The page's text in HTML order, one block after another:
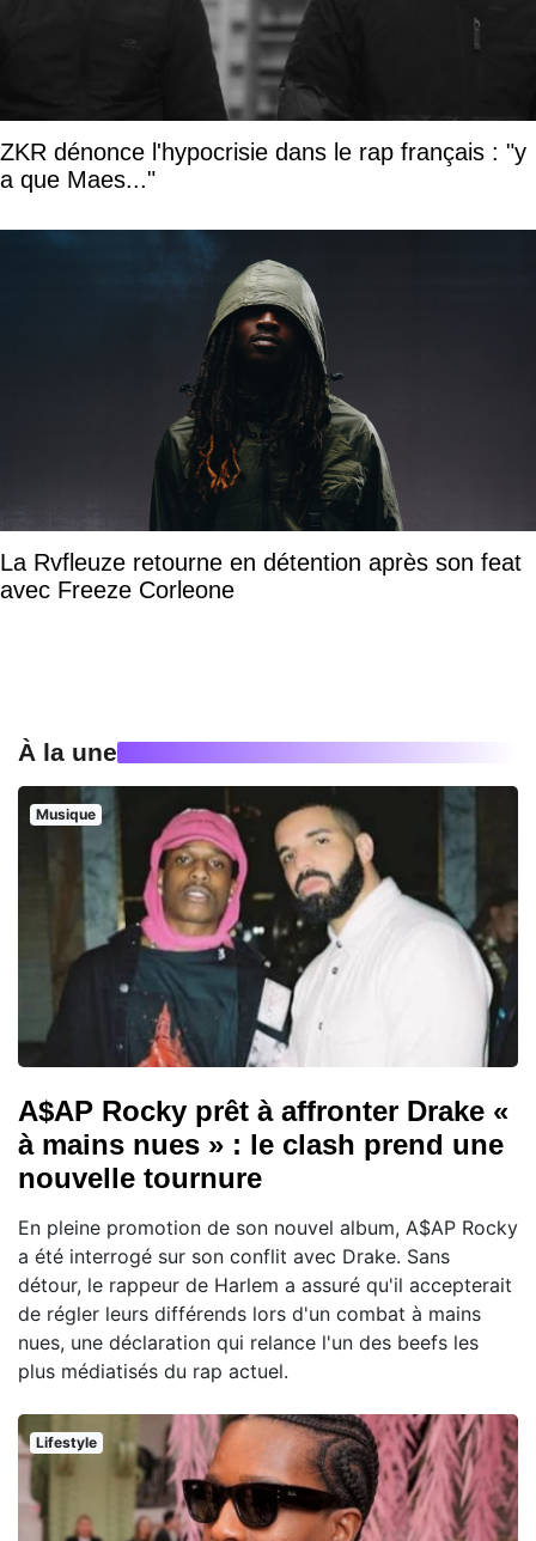
ZKR dénonce l'hypocrisie dans le rap français : "y
a que Maes..."
La Rvfleuze retourne en détention après son feat
avec Freeze Corleone
À la une
Musique
A$AP Rocky prêt à affronter Drake «
à mains nues » : le clash prend une
nouvelle tournure
En pleine promotion de son nouvel album, A$AP Rocky
a été interrogé sur son conflit avec Drake. Sans
détour, le rappeur de Harlem a assuré qu'il accepterait
de régler leurs différends lors d'un combat à mains
nues, une déclaration qui relance l'un des beefs les
plus médiatisés du rap actuel.
Lifestyle